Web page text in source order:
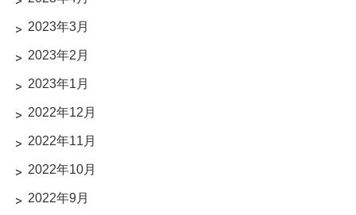
2023年3月
2023年2月
2023年1月
2022年12月
2022年11月
2022年10月
2022年9月